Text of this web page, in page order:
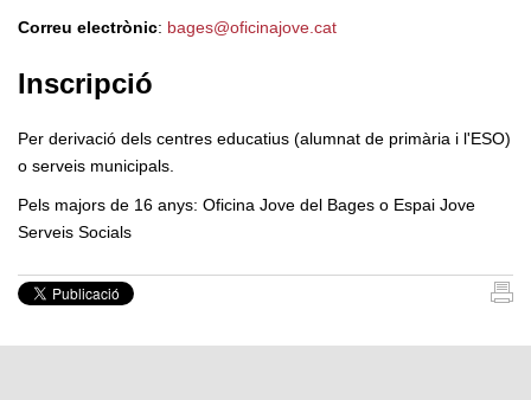
Correu electrònic: bages@oficinajove.cat
Inscripció
Per derivació dels centres educatius (alumnat de primària i l'ESO)
o serveis municipals.
Pels majors de 16 anys: Oficina Jove del Bages o Espai Jove
Serveis Socials